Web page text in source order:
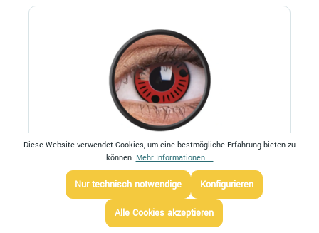
Sasuke (Jahreslinse) (1x2)
Details 20,90 €*
Diese Website verwendet Cookies, um eine bestmögliche Erfahrung bieten zu
können. Mehr Informationen ...
Nur technisch notwendige Konfigurieren
Alle Cookies akzeptieren